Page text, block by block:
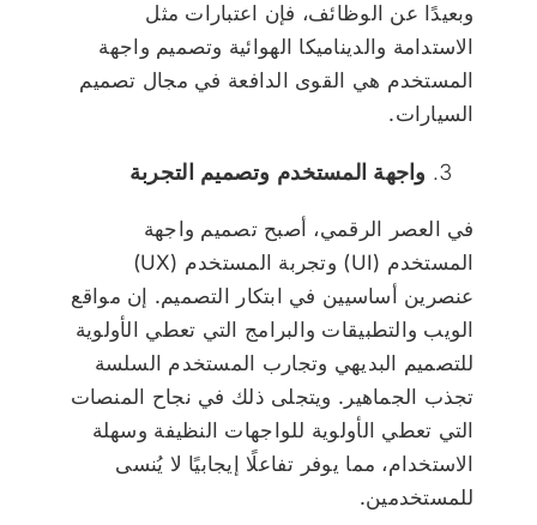
وبعيدًا عن الوظائف، فإن اعتبارات مثل
الاستدامة والديناميكا الهوائية وتصميم واجهة
المستخدم هي القوى الدافعة في مجال تصميم
السيارات.
واجهة المستخدم وتصميم التجربة
في العصر الرقمي، أصبح تصميم واجهة
المستخدم (UI) وتجربة المستخدم (UX)
عنصرين أساسيين في ابتكار التصميم. إن مواقع
الويب والتطبيقات والبرامج التي تعطي الأولوية
للتصميم البديهي وتجارب المستخدم السلسة
تجذب الجماهير. ويتجلى ذلك في نجاح المنصات
التي تعطي الأولوية للواجهات النظيفة وسهلة
الاستخدام، مما يوفر تفاعلًا إيجابيًا لا يُنسى
للمستخدمين.